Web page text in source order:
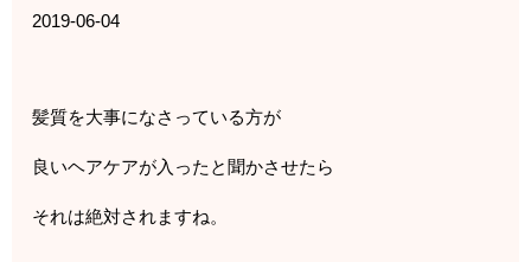
2019-06-04
髪質を大事になさっている方が
良いヘアケアが入ったと聞かさせたら
それは絶対されますね。